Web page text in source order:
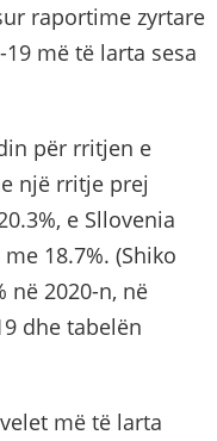
raportime zyrtare
më të larta sesa
për rritjen e
një rritje prej
e Sllovenia
18.7%. (Shiko
në 2020-n, në
dhe tabelën
më të larta